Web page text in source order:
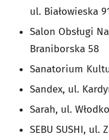
ul. Białowieska
Salon Obsługi
Braniborska 58
Sanatorium
Sandex, ul.
Sarah, ul.
SEBU SUSHI, ul.